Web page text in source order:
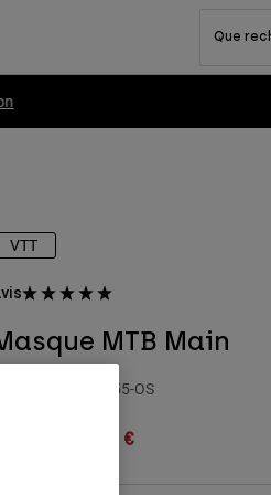
Que
VTT
MTB Main
33338-355-OS
Price reduced from
22,74 €